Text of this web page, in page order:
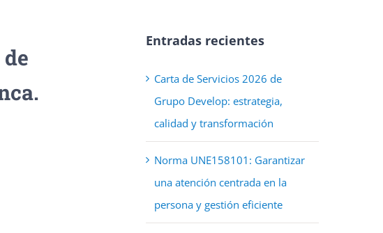
Entradas recientes
Carta de Servicios 2026 de
Grupo Develop: estrategia,
calidad y transformación
Norma UNE158101: Garantizar
una atención centrada en la
persona y gestión eficiente